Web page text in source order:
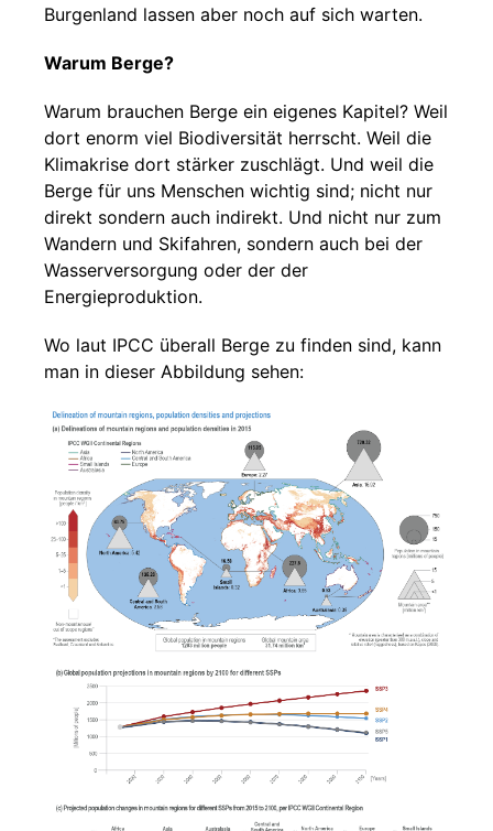
Burgenland lassen aber noch auf sich warten.
Warum Berge?
Warum brauchen Berge ein eigenes Kapitel? Weil
dort enorm viel Biodiversität herrscht. Weil die
Klimakrise dort stärker zuschlägt. Und weil die
Berge für uns Menschen wichtig sind; nicht nur
direkt sondern auch indirekt. Und nicht nur zum
Wandern und Skifahren, sondern auch bei der
Wasserversorgung oder der der
Energieproduktion.
Wo laut IPCC überall Berge zu finden sind, kann
man in dieser Abbildung sehen: